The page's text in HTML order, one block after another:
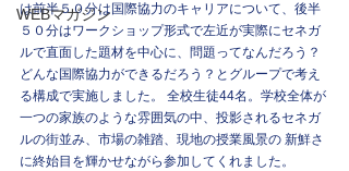
WEBマガジン
は前半５０分は国際協力のキャリアについて、後半
５０分はワークショップ形式で左近が実際にセネガ
ルで直面した題材を中心に、問題ってなんだろう？
どんな国際協力ができるだろう？とグループで考え
る構成で実施しました。 全校生徒44名。学校全体が
一つの家族のような雰囲気の中、投影されるセネガ
ルの街並み、市場の雑踏、現地の授業風景の 新鮮さ
に終始目を輝かせながら参加してくれました。